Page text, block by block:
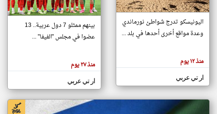
تغيير الدولة
اخبار جزر القمر على مدار الساعة
أهم اخبار جزر القمر العاجلة والمباشرة
هنا عن
وجهة
كاتبيها.
اليونيسكو تدرج شواطئ نورماندي
وعدة مواقع أخرى أحدها في بلد ...
منذ ١٢ يوم
ار تي عربي
بينهم ممثلو 7 دول عربية.. 13
عضوا في مجلس "الفيفا" ...
منذ ٢٧ يوم
ار تي عربي
klyoum.com